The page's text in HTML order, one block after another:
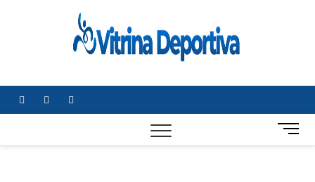
facebooktwitterinstagram
B
o